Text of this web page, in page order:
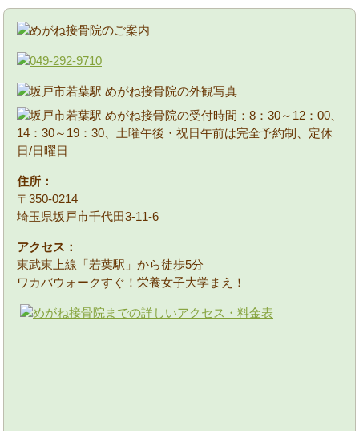
住所：
〒350-0214
埼玉県坂戸市千代田3-11-6
アクセス：
東武東上線「若葉駅」から徒歩5分
ワカバウォークすぐ！栄養女子大学まえ！